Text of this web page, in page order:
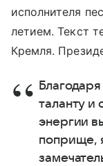
исполнителя
летием. Текст
Кремля.
таланту и
энергии
поприще,